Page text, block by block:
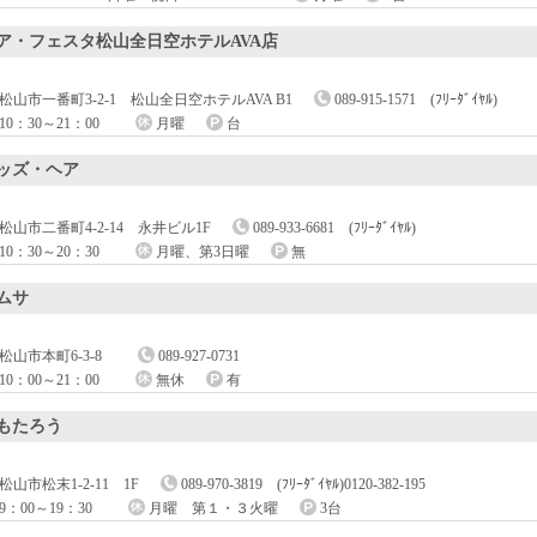
・フェスタ松山全日空ホテルAVA店
松山市一番町3-2-1 松山全日空ホテルAVA B1
089-915-1571 (ﾌﾘｰﾀﾞｲﾔﾙ)
10：30～21：00
月曜 台
ズ・ヘア
松山市二番町4-2-14 永井ビル1F
089-933-6681 (ﾌﾘｰﾀﾞｲﾔﾙ)
10：30～20：30
月曜、第3日曜 無
サ
松山市本町6-3-8
089-927-0731
10：00～21：00
無休 有
たろう
松山市松末1-2-11 1F
089-970-3819 (ﾌﾘｰﾀﾞｲﾔﾙ)0120-382-195
9：00～19：30
月曜 第１・３火曜 3台